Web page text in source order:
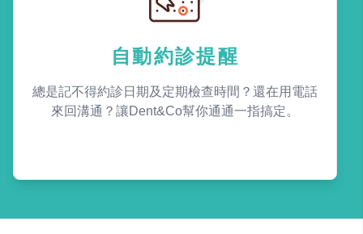
自動約診提醒
總是記不得約診日期及定期檢查時間？還在用電話
來回溝通？讓Dent&Co幫你通通一指搞定。